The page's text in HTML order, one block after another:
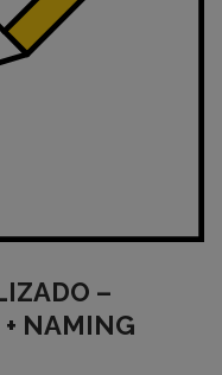
–
NAMING